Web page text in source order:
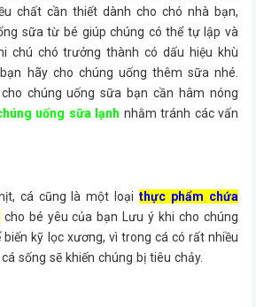
chất cần thiết dành cho chó nhà bạn,
sữa từ bé giúp chúng có thể tự lập và
chú chó trưởng thành có dấu hiệu khù
hãy cho chúng uống thêm sữa nhé.
chúng uống sữa bạn cần hâm nóng
uống sữa lạnh nhằm tránh các vấn
cá cũng là một loạithực phẩm chứa
cho bé yêu của bạn Lưu ý khi cho chúng
kỹ lọc xương, vì trong cá có rất nhiều
sống sẽ khiến chúng bị tiêu chảy.